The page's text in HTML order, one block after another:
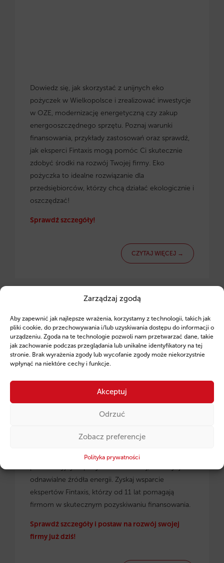
Zarządzaj zgodą
Aby zapewnić jak najlepsze wrażenia, korzystamy z technologii, takich jak
pliki cookie, do przechowywania i/lub uzyskiwania dostępu do informacji o
urządzeniu. Zgoda na te technologie pozwoli nam przetwarzać dane, takie
jak zachowanie podczas przeglądania lub unikalne identyfikatory na tej
stronie. Brak wyrażenia zgody lub wycofanie zgody może niekorzystnie
wpłynąć na niektóre cechy i funkcje.
Akceptuj
Odrzuć
Zobacz preferencje
Polityka prywatności
Dowiedz się, jak skorzystać z unijnych eko
pożyczek w Wielkopolsce i zrealizować inwestycje
w OZE, modernizację energetyczną czy zakup
energooszczędnego sprzętu. Poznaj warunki
finansowania, przykłady zastosowań oraz sprawdź,
jak eksperci Fintaxis mogą pomóc Ci skutecznie
zdobyć środki na rozwój Twojej firmy. Eko
pożyczka to idealne rozwiązanie dla
przedsiębiorców, którzy chcą działać ekologicznie i
oszczędzać!
Sprawdź szczegóły!
CZYTAJ WIĘCEJ →
przedsiębiorców z regionu małopolskiego.
Pożyczki unijne dla małopolskich
przedsiębiorców– dowiedz się, jak skorzystać z
odnawialne źródła energii. Zyskaj wsparcie
ekspertów Fintaxis, którzy od 11 lat pomagają
firmom w skutecznym pozyskiwaniu finansowania.
Sprawdź szczegóły i postaw na rozwój swojej
firmy już dziś!